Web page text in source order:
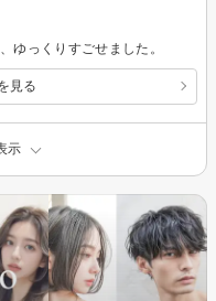
ゆっくりすごせました。
見る
示